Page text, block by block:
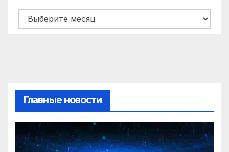
Архивы
Главные новости